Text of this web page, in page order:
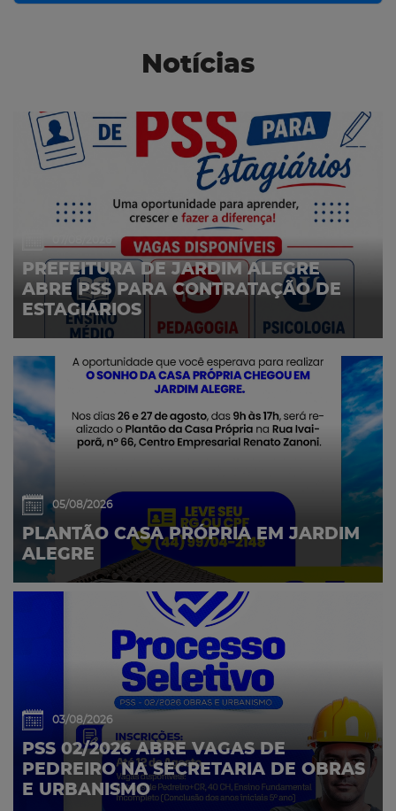
Notícias
PREFEITURA DE JARDIM ALEGRE
ABRE PSS PARA CONTRATAÇÃO DE
ESTAGIÁRIOS
05/08/2026
PLANTÃO CASA PRÓPRIA EM JARDIM
ALEGRE
03/08/2026
PSS 02/2026 ABRE VAGAS DE
PEDREIRO NA SECRETARIA DE OBRAS
E URBANISMO